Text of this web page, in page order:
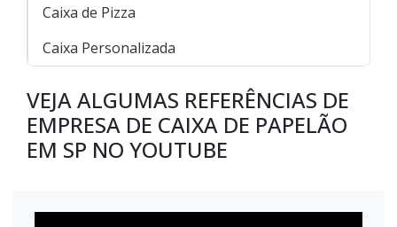
Caixa de Pizza
Caixa Personalizada
VEJA ALGUMAS REFERÊNCIAS DE
EMPRESA DE CAIXA DE PAPELÃO
EM SP NO YOUTUBE